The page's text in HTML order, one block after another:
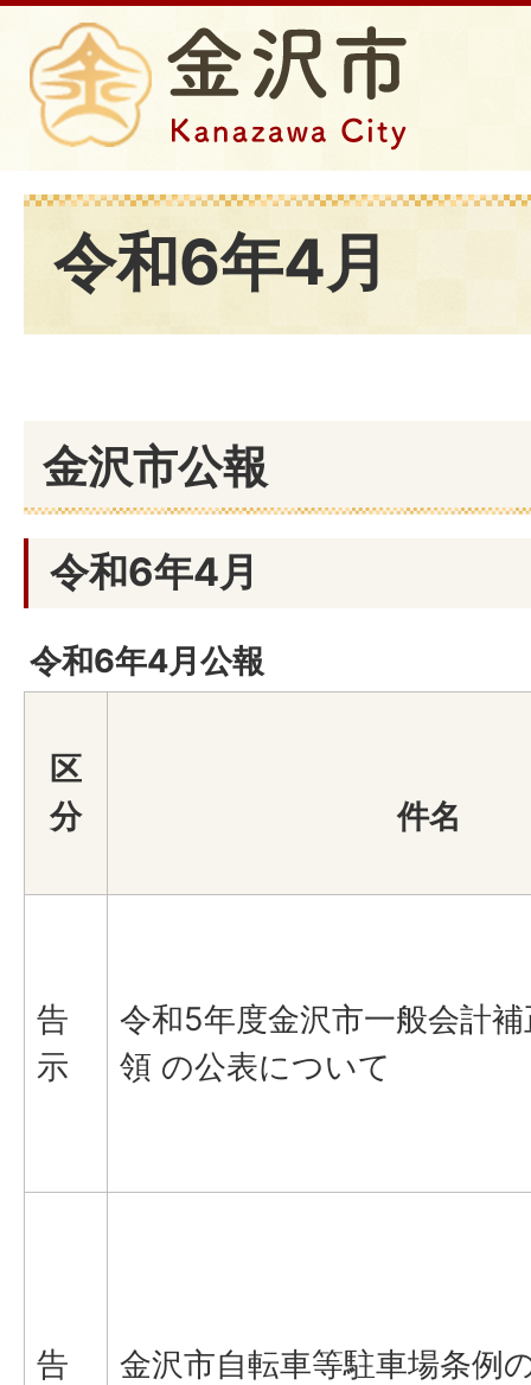
令和6年4月
金沢市公報
令和6年4月
令和6年4月公報
区
分
件名
告
示
令和5年度金沢市一般会計
領 の公表について
告
金沢市自転車等駐車場条例